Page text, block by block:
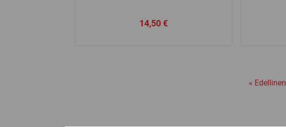
14,50€
« Edellinen